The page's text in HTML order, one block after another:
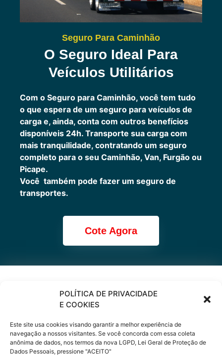
POLÍTICA DE PRIVACIDADE
E COOKIES
Este site usa cookies visando garantir a melhor experiência de
navegação a nossos visitantes. Se você concorda com essa coleta
anônima de dados, nos termos da nova LGPD, Lei Geral de Proteção de
Dados Pessoais, pressione "ACEITO"
Seguro Para Caminhão
O Seguro Ideal Para
Veículos Utilitários
Com o Seguro para Caminhão, você tem tudo
o que espera de um seguro para veículos de
carga e, ainda, conta com outros benefícios
disponíveis 24h. Transporte sua carga com
mais tranquilidade, contratando um seguro
completo para o seu Caminhão, Van, Furgão ou
Picape.
Você também pode fazer um seguro de
transportes.
Cote Agora
Cote online ou
peça via
WhatsApp